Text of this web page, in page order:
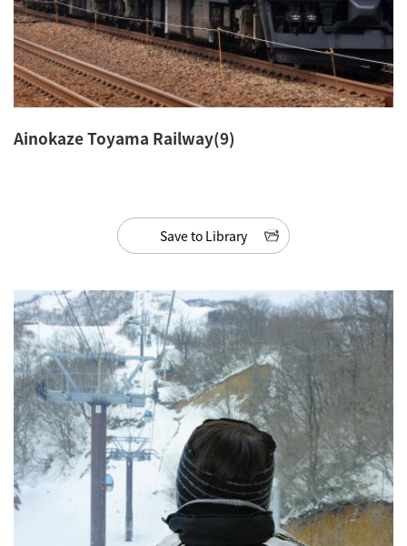
Ainokaze Toyama Railway(9)
Save to Library